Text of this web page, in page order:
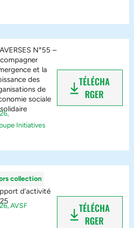
N°55 –
et la
des
de
sociale
Initiatives
TÉLÉCHA
RGER
collection
d’activité
AVSF
TÉLÉCHA
RGER